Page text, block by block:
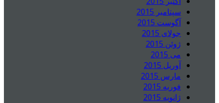
سپتامبر 2015
آگوست 2015
جولای 2015
ژوئن 2015
می 2015
آوریل 2015
مارس 2015
فوریه 2015
ژانویه 2015